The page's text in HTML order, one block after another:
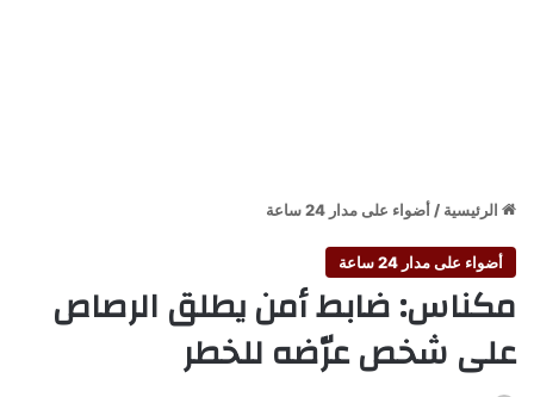
الرئيسية / أضواء على مدار 24 ساعة
أضواء على مدار 24 ساعة
مكناس: ضابط أمن يطلق الرصاص
على شخص عرّضه للخطر